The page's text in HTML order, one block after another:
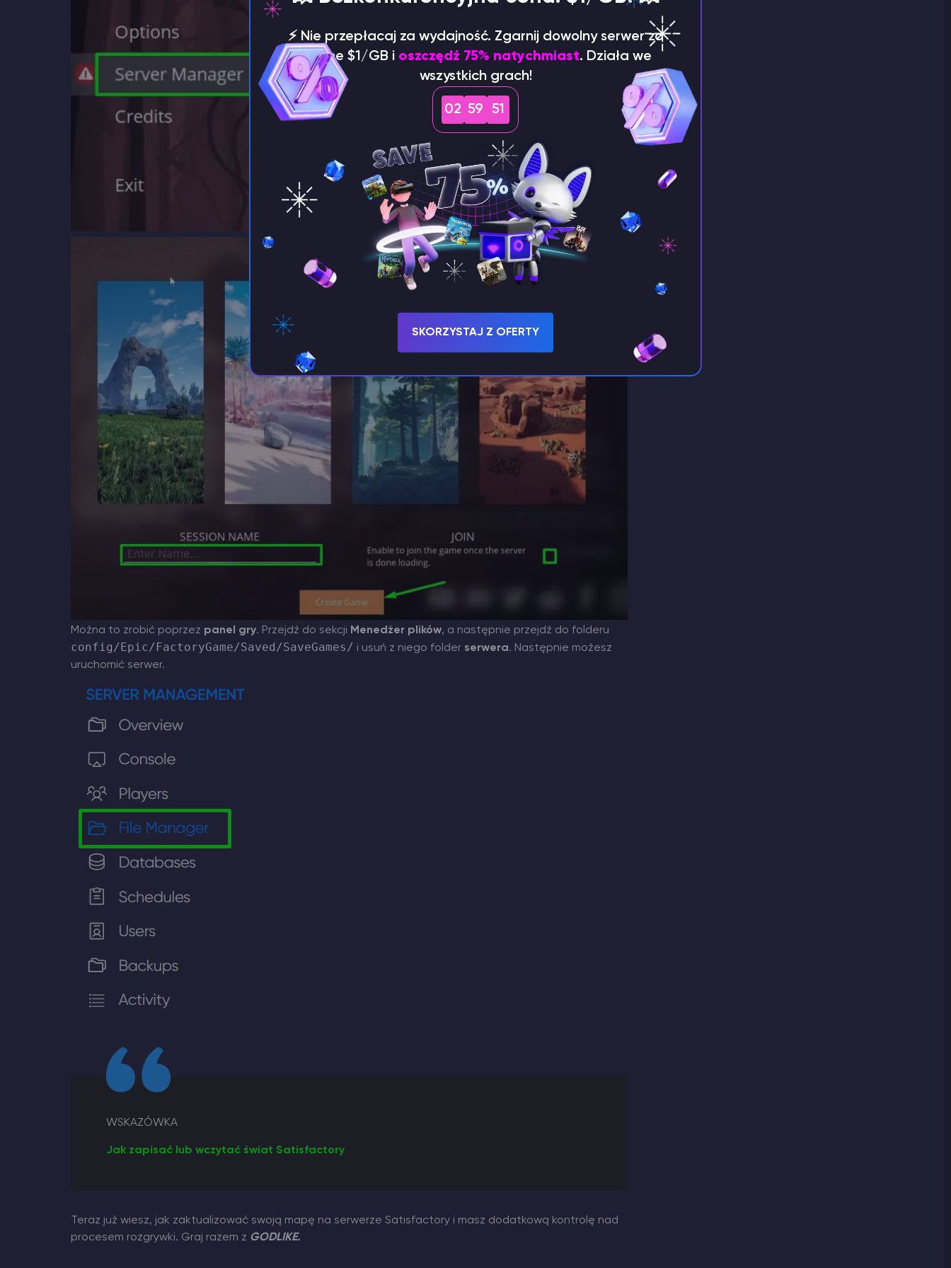
Można to zrobić poprzez panel gry. Przejdź do sekcji Menedżer plików, a następnie przejdź do folderu
config/Epic/FactoryGame/Saved/SaveGames/ i usuń z niego folder serwera. Następnie możesz
uruchomić serwer.
WSKAZÓWKA
Jak zapisać lub wczytać świat Satisfactory
Teraz już wiesz, jak zaktualizować swoją mapę na serwerze Satisfactory i masz dodatkową kontrolę nad
procesem rozgrywki. Graj razem z GODLIKE.
⚡️ Nie przepłacaj za wydajność. Zgarnij dowolny serwer za
jedyne $1/GB i oszczędź 75% natychmiast. Działa we
wszystkich grach!
02 59 50
SKORZYSTAJ Z OFERTY